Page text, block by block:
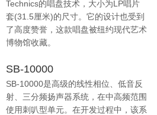
Technics的唱盘技术，大小为LP唱片
套(31.5厘米)的尺寸。它的设计也受到
了高度赞誉，这款唱盘被纽约现代艺术
博物馆收藏。
SB-10000
SB-10000是高级的线性相位、低音反
射、三分频扬声器系统，在中高频范围
使用刺叭型单元。在开发过程中，该系